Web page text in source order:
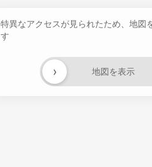
特異なアクセスが見られたため、地図
す
地図を表示
›